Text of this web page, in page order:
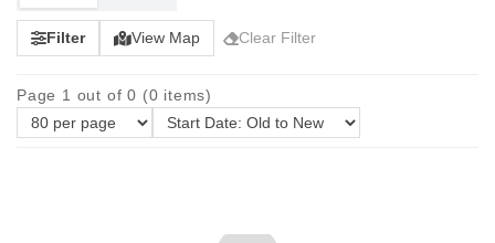
Filter View Map Clear Filter
Page 1 out of 0 (0 items)